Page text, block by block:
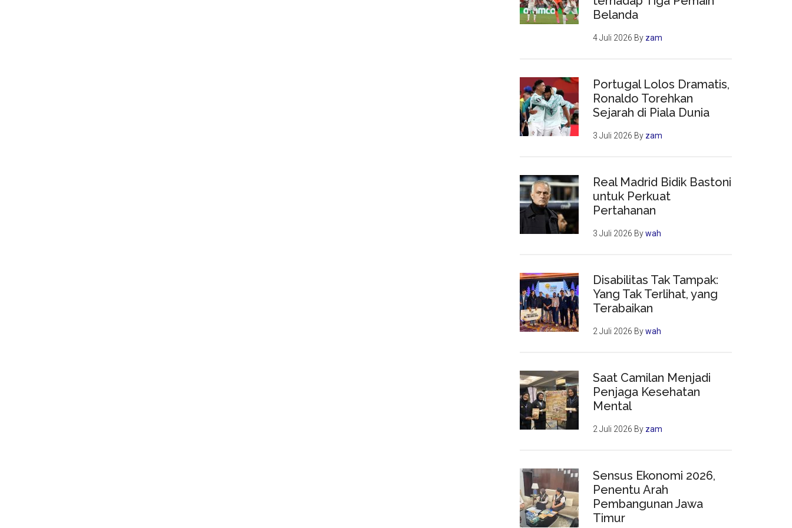
Belanda
4 Juli 2026 By zam
Portugal Lolos Dramatis,
Ronaldo Torehkan
Sejarah di Piala Dunia
3 Juli 2026 By zam
Real Madrid Bidik Bastoni
untuk Perkuat
Pertahanan
3 Juli 2026 Bywah
Disabilitas Tak Tampak:
Yang Tak Terlihat, yang
Terabaikan
2 Juli 2026 Bywah
Saat Camilan Menjadi
Penjaga Kesehatan
Mental
2 Juli 2026 By zam
Sensus Ekonomi 2026,
Penentu Arah
Pembangunan Jawa
Timur